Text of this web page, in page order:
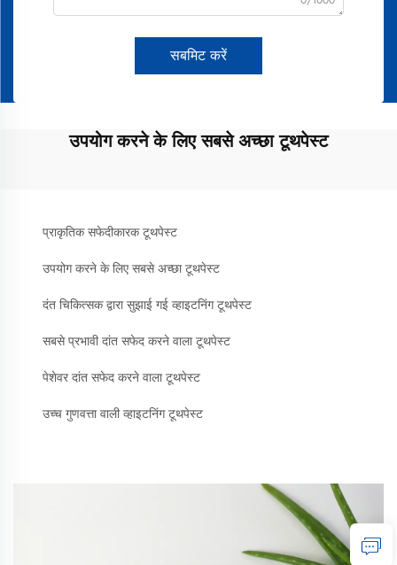
सबमिट करें
उपयोग करने के लिए सबसे अच्छा टूथपेस्ट
प्राकृतिक सफेदीकारक टूथपेस्ट
उपयोग करने के लिए सबसे अच्छा टूथपेस्ट
दंत चिकित्सक द्वारा सुझाई गई व्हाइटनिंग टूथपेस्ट
सबसे प्रभावी दांत सफेद करने वाला टूथपेस्ट
पेशेवर दांत सफेद करने वाला टूथपेस्ट
उच्च गुणवत्ता वाली व्हाइटनिंग टूथपेस्ट